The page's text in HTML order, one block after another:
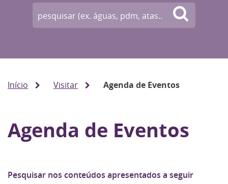
Início Visitar Agenda de Eventos
Agenda de Eventos
Pesquisar nos conteúdos apresentados a seguir